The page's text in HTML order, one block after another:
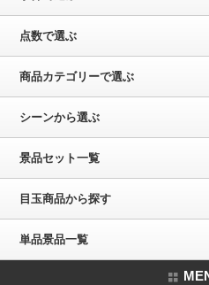
点数で選ぶ
商品カテゴリーで選ぶ
シーンから選ぶ
景品セット一覧
目玉商品から探す
単品景品一覧